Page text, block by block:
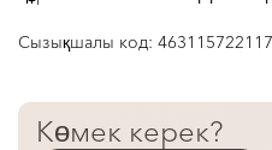
Сызықшалы код:
Көмек керек?